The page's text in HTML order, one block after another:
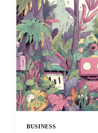
edición. Todo lo que
minutos para hacerlas
BUSINESS